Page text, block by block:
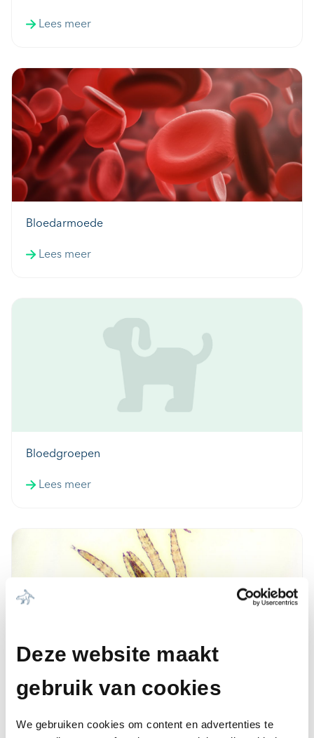
Deze website maakt
gebruik van cookies
We gebruiken cookies om content en advertenties te
Lees meer
Bloedarmoede
Lees meer
Bloedgroepen
Lees meer
Bloedmijt bij de Kip